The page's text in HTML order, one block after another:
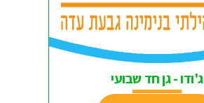
ג'ודו - גן חד שבועי